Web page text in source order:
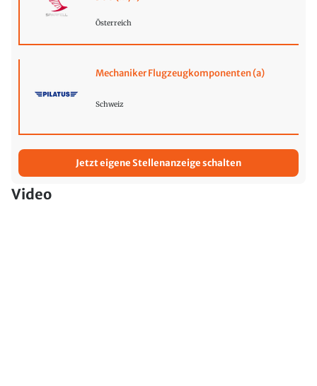
Österreich
Mechaniker Flugzeugkomponenten (a)
Schweiz
Jetzt eigene Stellenanzeige schalten
Video